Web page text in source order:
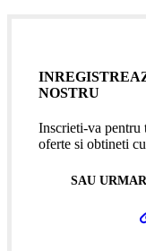
NOSTRU
Inscrieti-va pentru
oferte si obtineti
SAU